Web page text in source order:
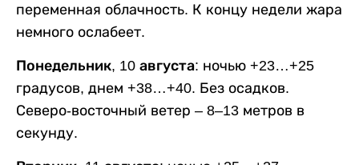
переменная облачность. К концу недели жара
немного ослабеет.
Понедельник, 10 августа: ночью +23…+25
градусов, днем +38…+40. Без осадков.
Северо-восточный ветер – 8–13 метров в
секунду.